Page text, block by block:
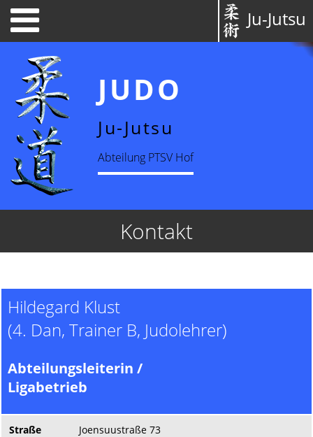
Ju-Jutsu
JUDO
Ju-Jutsu
Abteilung PTSV Hof
Kontakt
Hildegard Klust
(4. Dan, Trainer B, Judolehrer)
Abteilungsleiterin /
Ligabetrieb
Straße
Joensuustraße 73